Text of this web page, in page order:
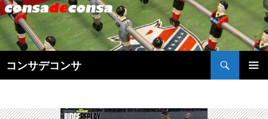
コンサデコンサ
索
ン